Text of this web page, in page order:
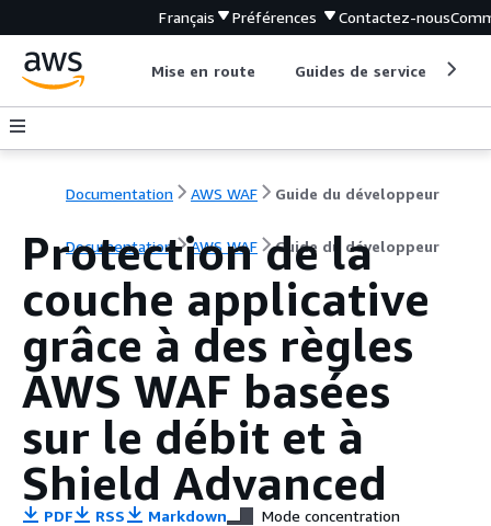
Français Préférences Contactez-nous
Mise en route Guides de service
Documentation AWS WAF Guide du développeur
Documentation AWS WAF Guide du développeur
Protection de la
couche applicative
grâce à des règles
AWS WAF basées
sur le débit et à
Shield Advanced
PDF RSS Markdown Mode concentration